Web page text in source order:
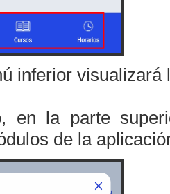
inferior
en la parte
de la